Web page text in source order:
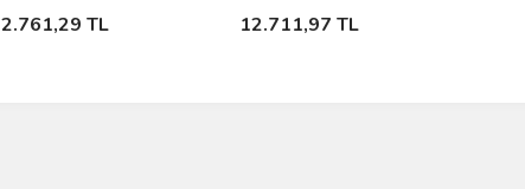
2.761,29 TL
Stokta Yok 12.711,97 TL
Stokta Yok